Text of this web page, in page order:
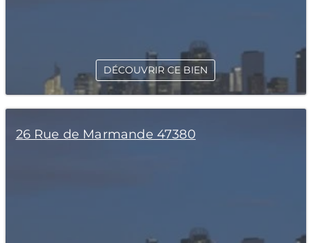
DÉCOUVRIR CE BIEN
26 Rue de Marmande 47380